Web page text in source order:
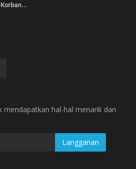
mendapatkan hal-hal menarik dan